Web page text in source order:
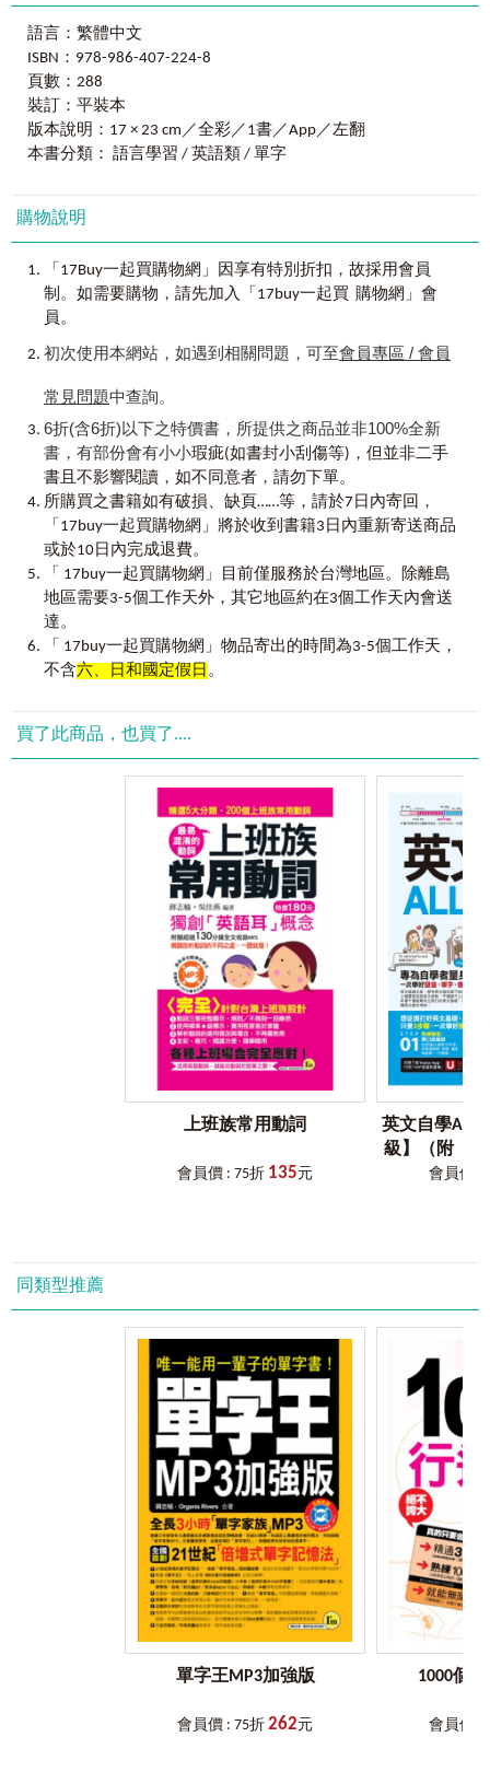
《英文自學
用高中英文，帶你提升英文能力！
不管是準備出國留學、職場溝通、國外短期定居都適用！
《英文自學ALL IN ONE全攻略【高級】》提供
1. 專為自學者設計的「英文學習課本」
2. 提升口說力、聽力的「最好聊天的互動式會話速學系統」
3. 美籍老師親自錄製的「英文發音與口說音檔」
4. 檢測能力、掌握學習成效的「線上測驗」
5. 免費下載、可聽音檔、練口說的「Youtor App（內含VRP虛
擬點讀筆）」
文！
《英文自學ALL IN ONE全攻略【高級】》
適合準備檢定考試的你
不管你是要升學還是求職，英文檢定證書已是標準配備，成
績愈好，你的選擇就愈多。但如果基礎不夠穩固，不管再怎
麼認真準備、再怎麼認真刷題，分數提升總是有限。
想要考好英文檢定，你需要具備基本的單字量與文法力，尤
其是面對口說、寫作等開放式測驗時，如果沒有高中以上的
英文程度，很難考取理想成績。
《英文自學All in One全攻略【高級】》能滿足你準備英文檢
間精力。
適合想要提升英文程度的你
如果你已經具備國中英文程度，想要全面提升英文程度卻不
知道從何下手，千萬不要病急亂投醫，覺得字彙量不足，就
去買單字書；覺得文法概念薄弱，就去買文法書……最後什麼
學完國中英文，最重要的事情是什麼？
（X）背單字 →背單字最無聊，背來背去記得的永遠是前10
（X）學文法 →文法是基礎沒錯，但不知道如何實際運用也
（X）練會話 →剛開始很實用，但講來講去就是那些情境、
（O）all in one學習 →是各面向同步學習，才有成就感！
《英文自學All in One全攻略【高級】》是你最好的選擇，讓
外國影集、到國外旅遊、在國外網站購物等也都會用到英
文。
《英文自學All in One全攻略【高級】》不僅內容符合高中英
文程度，更傳授實用的閱讀、寫作、口說技巧，及貼近生活
與職場的情境會話、閱讀文章。不怕你學英文，只怕你用錯
《英文自學ALL IN ONE全攻略》系列依難易度預計分為三個級
數，本書為【高級】，其程度符合：
高中英文、CEFR B1-B2，GEPT 中級-中高級、TOEIC 500-750分
想奠定英文基礎，現在開始正適合！
圖解高中英文文法，打好英文基礎
法，不是熟背文法術語或文法公式，重點在於能夠把文法概
Unit 5 副詞子句
Chapter 4豐富敘述的原理
Unit 1 介系詞的定義
Unit 2 介系詞的用法
Unit 3 連接詞的定義
Chapter 5 句子結構的原理【基礎】［認識句型］
Unit 2 疑問句
Unit 3 祈使句
Chapter 6句子結構的原理【進階】［認識句型］
Unit 1 名詞／形容詞／副詞子句
Unit 2 倒裝句
Unit 4 主動一致
【實戰運用篇】
Chapter 7看懂文章的技巧
Unit 1 快速閱讀
Unit 2 抓出關鍵訊息
Chapter 8寫出短文的技巧
Unit 1 文章類型與架構
Unit 2 信件與Email
Unit 3 英文書寫注意事項
Chapter 9說好英文的技巧
Unit 3 演說與簡報技巧
學習英文的技巧
是沒有問題的，但
果基礎太差的話，就算報名再多補習班、買了再多線上課
程、找了再多英文家教，還是聽不懂、學不會。
而所謂的英文基礎差，不是指連字母、基礎文法概念都
沒有，有更多具備國中英文基礎的學習者，想要全面提升英
文程度卻不知道從何下手。《英文自學
我們將這本書分成兩大部分，讓學習者先在「掌握基本
篇」學好高中文法，奠定良好基礎，再運用「實戰運用篇」
傳授的技巧，培養英文實戰力。除此之外，本書還提供運用
電腦科技輔助學習英文的方式，只要使用「 Youtor App
」並輸
入序號兌換，就可以使用這本書附贈的「最好聊天的互動式
會話速學系統」和 AI互動模擬練習情境對話，能夠有效提升
工作、成就夢想的工具。希望透過這本《英文自學ALL IN ONE
全攻略【高級】》，能夠幫助學習者全面提升英文能力，進
而培養出用英文溝通、理解、思考、判斷的競爭力。
王筱筑、外國語研究發展中心
語言：繁體中文
ISBN：978-986-407-224-8
頁數：288
裝訂：平裝本
版本說明：17 × 23 cm／全彩／1書／App／左翻
本書分類： 語言學習 / 英語類 / 單字
購物說明
「17Buy一起買購物網」因享有特別折扣 ， 故採用會員
制 。 如需要購物 ， 請先加入「17buy一起買 購物網」會
員。
初次使用本網站，如遇到相關問題，可至會員專區 / 會員
常見問題中查詢。
6折(含6折)以下之特價書，所提供之商品並非100%全新
書，有部份會有小小瑕疵(如書封小刮傷等) ， 但並非二手
書且不影響閱讀 ， 如不同意者 ， 請勿下單。
所購買之書籍如有破損、缺頁……等，請於7日內寄回 ，
「17buy一起買購物網」將於收到書籍3日內重新寄送商品
或於10日內完成退費。
「 17buy一起買購物網」目前僅服務於台灣地區。除離島
地區需要3-5個工作天外，其它地區約在3個工作天內會送
達。
「 17buy一起買購物網」物品寄出的時間為3-5個工作天，
不含六、日和國定假日 。
買了此商品，也買了....
上班族常用動詞
會員價 : 75折 135元
英文自學All
級】（附「
VRP虛
會員價 :
同類型推薦
單字王MP3加強版
會員價 : 75折 262元
1000個
會員價 :